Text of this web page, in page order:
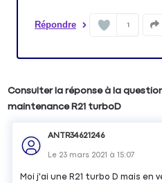
Répondre 1
Consulter la réponse à la
maintenance R21 turboD
ANTR34621246
Le 23 mars 2021 à15:07
Moi j'ai une R21 turbo D mais en